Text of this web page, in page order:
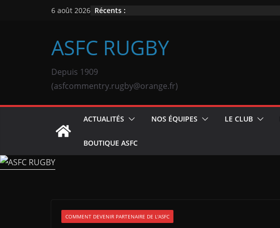
6 août 2026 Récents :
ASFC RUGBY
Depuis 1909
(asfcommentry.rugby@orange.fr)
ACTUALITÉS NOS ÉQUIPES LE CLUB
BOUTIQUE ASFC
COMMENT DEVENIR PARTENAIRE DE L'ASFC